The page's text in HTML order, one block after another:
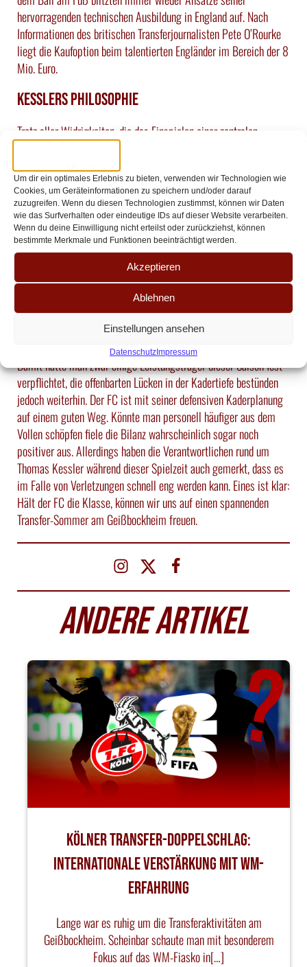
Um dir ein optimales Erlebnis zu bieten, verwenden wir Technologien wie
Cookies, um Geräteinformationen zu speichern und/oder darauf
zuzugreifen. Wenn du diesen Technologien zustimmst, können wir Daten
wie das Surfverhalten oder eindeutige IDs auf dieser Website verarbeiten.
Wenn du deine Einwilligung nicht erteilst oder zurückziehst, können
bestimmte Merkmale und Funktionen beeinträchtigt werden.
Akzeptieren
Ablehnen
Einstellungen ansehen
DatenschutzImpressum
hervorragenden technischen Ausbildung in England auf. Nach
Informationen des britischen Transferjournalisten Pete O’Rourke
liegt die Kaufoption beim talentierten Engländer im Bereich der 8
Mio. Euro.
Kesslers Philosophie
Trotz aller Widrigkeiten, die das Einspielen einer zentralen
Defensiv-Achse bislang verkompliziert haben, geben aber
besonders die bereits gezeigten Ansätze den Fans Grund zur
Hoffnung. Ebenfalls zeigt die Altersstruktur, dass unter Kessler
großer Wert auf junge, entwicklungsfähige Spieler gelegt wird –
ein wichtiges Signal auch für die eigenen Talente. Mit Ausnahme
von Routinier Dominique Heintz ist kein Defensivspieler beim FC
älter als 30.
Welche Kaufoptionen am Ende tatsächlich gezogen werden, hängt
maßgeblich vom Erreichen des Klassenerhalts und den
erbrachten Leistungen im Saisonendspurt ab. Fakt ist: würde man
beim FC zum Saisonende die Kaufoptionen aller Leihspieler
ziehen, fiele wohl ein Paket zwischen 25 und 30 Mio. Euro an.
Damit hätte man zwar einige Leistungsträger dieser Saison fest
verpflichtet, die offenbarten Lücken in der Kadertiefe bestünden
jedoch weiterhin. Der FC ist mit seiner defensiven Kaderplanung
auf einem guten Weg. Könnte man personell häufiger aus dem
Vollen schöpfen fiele die Bilanz wahrscheinlich sogar noch
positiver aus. Allerdings haben die Verantwortlichen rund um
Thomas Kessler während dieser Spielzeit auch gemerkt, dass es
im Falle von Verletzungen schnell eng werden kann. Eines ist klar:
Hält der FC die Klasse, können wir uns auf einen spannenden
Transfer-Sommer am Geißbockheim freuen.
ANDERE ARTIKEL
Kölner Transfer-Doppelschlag:
Internationale Verstärkung mit WM-
Erfahrung
Lange war es ruhig um die Transferaktivitäten am
Geißbockheim. Scheinbar schaute man mit besonderem
Fokus auf das WM-Fiasko in[…]